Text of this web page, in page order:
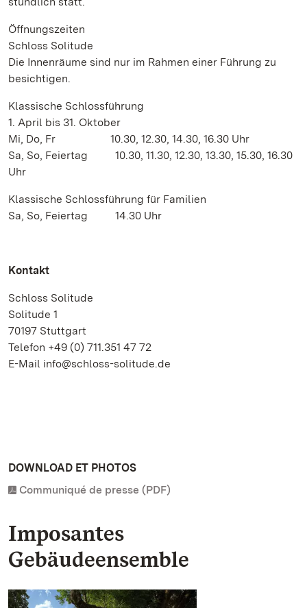
Öffnungszeiten
Schloss Solitude
Die Innenräume sind nur im Rahmen einer Führung zu
besichtigen.
Klassische Schlossführung
1. April bis 31. Oktober
Mi, Do, Fr 10.30, 12.30, 14.30, 16.30 Uhr
Sa, So, Feiertag 10.30, 11.30, 12.30, 13.30, 15.30, 16.30
Uhr
Klassische Schlossführung für Familien
Sa, So, Feiertag 14.30 Uhr
Kontakt
Schloss Solitude
Solitude 1
70197 Stuttgart
Telefon +49 (0) 711.351 47 72
E-Mail info@schloss-solitude.de
DOWNLOAD ET PHOTOS
Communiqué de presse (PDF)
Imposantes
Gebäudeensemble